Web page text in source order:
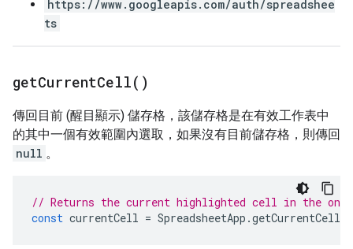
https://www.googleapis.com/auth/spreadshee
ts
getCurrentCell( )
傳回目前 (醒目顯示) 儲存格，該儲存格是在有效工作表中
的其中一個有效範圍內選取，如果沒有目前儲存格，則傳回
null 。
// Returns the current highlighted cell in the one
const currentCell = SpreadsheetApp .getCurrentCell